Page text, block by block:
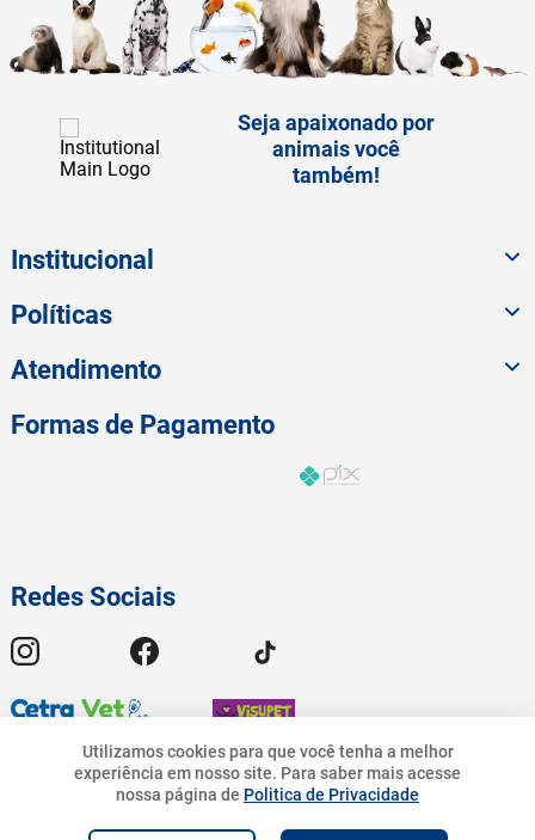
Utilizamos cookies para que você tenha a melhor
experiência em nosso site. Para saber mais acesse
nossa página de Politica de Privacidade
R$ 65,90
Seja apaixonado por
animais você
também!
Institucional
Políticas
Atendimento
Redes Sociais
Formas de Pagamento
© 2023 American Pet - Todos os Direitos Reservados | Pet.Bandeirantes
Geremario Dantas, 01413 - Freguesia (Jacarepaguá) - Rio de Janeiro - RJ.